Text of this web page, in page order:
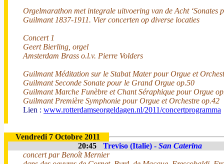
Orgelmarathon met integrale uitvoering van de Acht ‘Sonates
Guilmant 1837-1911. Vier concerten op diverse locaties
Concert 1
Geert Bierling, orgel
Amsterdam Brass o.l.v. Pierre Volders
Guilmant Méditation sur le Stabat Mater pour Orgue et
Guilmant Seconde Sonate pour le Grand Orgue op.50
Guilmant Marche Funèbre et Chant Séraphique pour Orgue
Guilmant Première Symphonie pour Orgue et Orchestre op.42
Lien : www.rotterdamseorgeldagen.nl/2011/concertprogramma
Vendredi 7 Octobre 2011
20:45
Treviso (Italie) - San Caterina
concert par Benoît Mernier